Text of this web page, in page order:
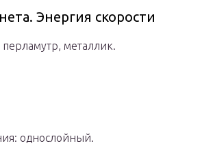
Энергия скорости
перламутр, металлик.
однослойный.